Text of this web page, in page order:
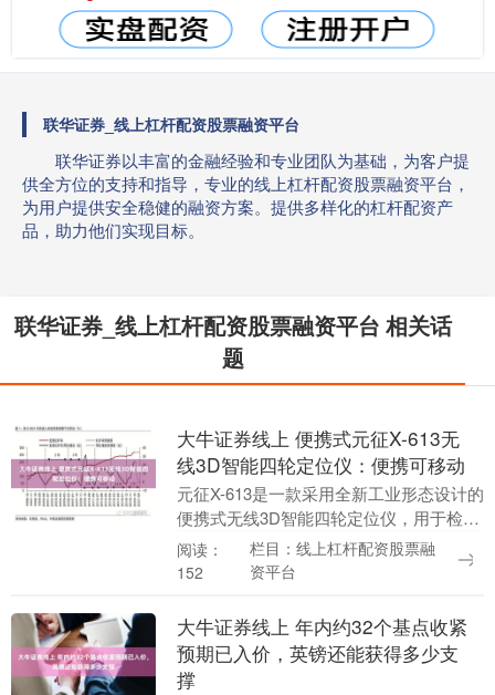
联华证券_线上杠杆配资股票融资平台
联华证券以丰富的金融经验和专业团队为基础，为客户提
供全方位的支持和指导，专业的线上杠杆配资股票融资平台，
为用户提供安全稳健的融资方案。提供多样化的杠杆配资产
品，助力他们实现目标。
联华证券_线上杠杆配资股票融资平台 相关话
题
大牛证券线上 便携式元征X-613无
线3D智能四轮定位仪：便携可移动
元征X-613是一款采用全新工业形态设计的
便携式无线3D智能四轮定位仪，用于检测
汽车车轮之间的相对位置和角度，帮助维
修技师准确调整车轮定位参数，使其符合
阅读：
152
栏目：线上杠杆配资股票融
资平台
大牛证券线上 年内约32个基点收紧
预期已入价，英镑还能获得多少支
撑